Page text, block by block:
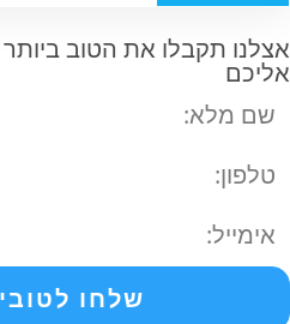
אצלנו תקבלו את הטוב ביותר
אליכם
שלחו